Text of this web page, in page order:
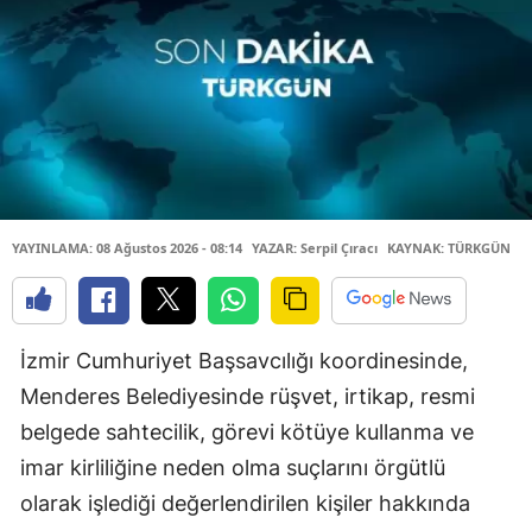
YAYINLAMA: 08 Ağustos 2026 - 08:14 YAZAR: Serpil Çıracı KAYNAK: TÜRKGÜN
İzmir Cumhuriyet Başsavcılığı koordinesinde,
Menderes Belediyesinde rüşvet, irtikap, resmi
belgede sahtecilik, görevi kötüye kullanma ve
imar kirliliğine neden olma suçlarını örgütlü
olarak işlediği değerlendirilen kişiler hakkında